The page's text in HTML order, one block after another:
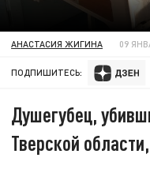
АНАСТАСИЯ ЖИГИНА 09
ПОДПИШИТЕСЬ:
Душегубец,
Тверской